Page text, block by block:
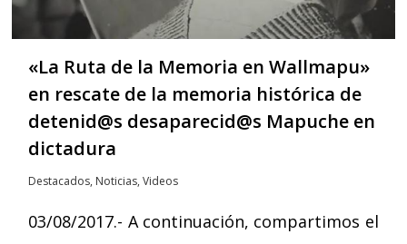
«La Ruta de la Memoria en Wallmapu»
en rescate de la memoria histórica de
detenid@s desaparecid@s Mapuche en
dictadura
Destacados, Noticias,Videos
03/08/2017.- A continuación, compartimos el